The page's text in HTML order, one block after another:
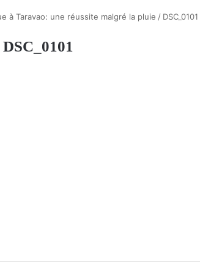
à Taravao: une réussite malgré la pluie / DSC_0101
DSC_0101